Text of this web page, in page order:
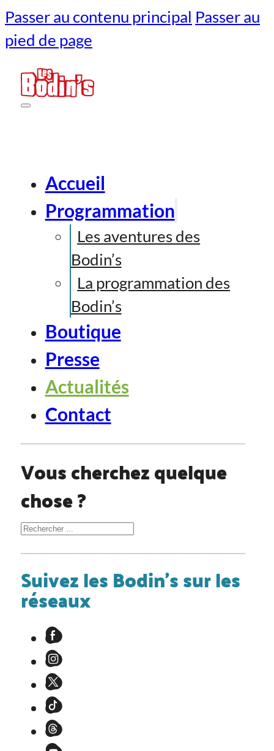
Passer au contenu principal Passer au
pied de page
Accueil
Programmation
Les aventures des
Bodin’s
La programmation des
Bodin’s
Boutique
Presse
Actualités
Contact
Vous cherchez quelque
chose ?
Rechercher
Suivez les Bodin's sur les
réseaux